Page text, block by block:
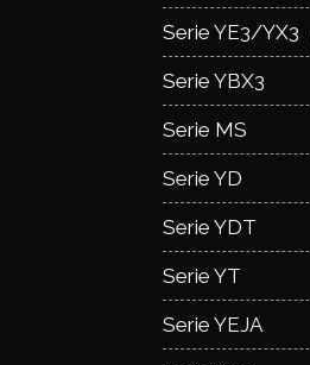
Serie YE3/YX3
Serie YBX3
Serie MS
Serie YD
Serie YDT
Serie YT
Serie YEJA